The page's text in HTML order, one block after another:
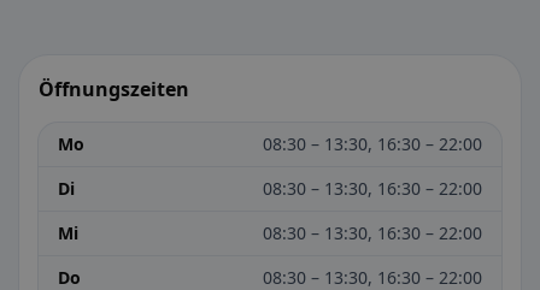
Öffnungszeiten
Mo
08:30 – 13:30, 16:30 – 22:00
Di
08:30 – 13:30, 16:30 – 22:00
Mi
08:30 – 13:30, 16:30 – 22:00
Do
08:30 – 13:30, 16:30 – 22:00